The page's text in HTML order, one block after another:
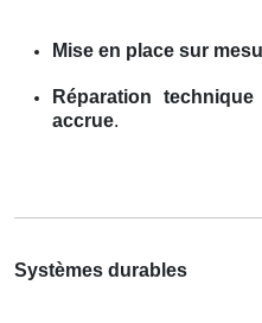
Mise en place sur
Réparation technique
accrue.
Systèmes durables